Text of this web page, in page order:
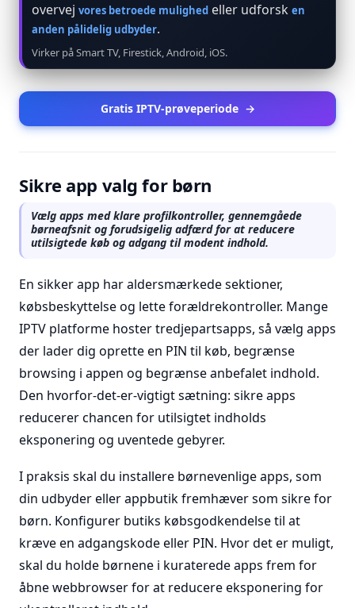
overvej vores betroede mulighed eller udforsk en
anden pålidelig udbyder.
Virker på Smart TV, Firestick, Android, iOS.
Gratis IPTV-prøveperiode →
Sikre app valg for børn
Vælg apps med klare profilkontroller, gennemgåede
børneafsnit og forudsigelig adfærd for at reducere
utilsigtede køb og adgang til modent indhold.
En sikker app har aldersmærkede sektioner,
købsbeskyttelse og lette forældrekontroller. Mange
IPTV platforme hoster tredjepartsapps, så vælg apps
der lader dig oprette en PIN til køb, begrænse
browsing i appen og begrænse anbefalet indhold.
Den hvorfor-det-er-vigtigt sætning: sikre apps
reducerer chancen for utilsigtet indholds
eksponering og uventede gebyrer.
I praksis skal du installere børnevenlige apps, som
din udbyder eller appbutik fremhæver som sikre for
børn. Konfigurer butiks købsgodkendelse til at
kræve en adgangskode eller PIN. Hvor det er muligt,
skal du holde børnene i kuraterede apps frem for
åbne webbrowser for at reducere eksponering for